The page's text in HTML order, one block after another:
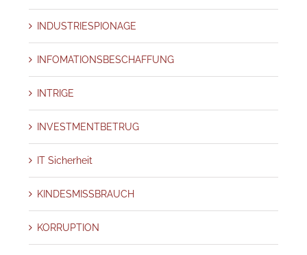
INDUSTRIESPIONAGE
INFOMATIONSBESCHAFFUNG
INTRIGE
INVESTMENTBETRUG
IT Sicherheit
KINDESMISSBRAUCH
KORRUPTION